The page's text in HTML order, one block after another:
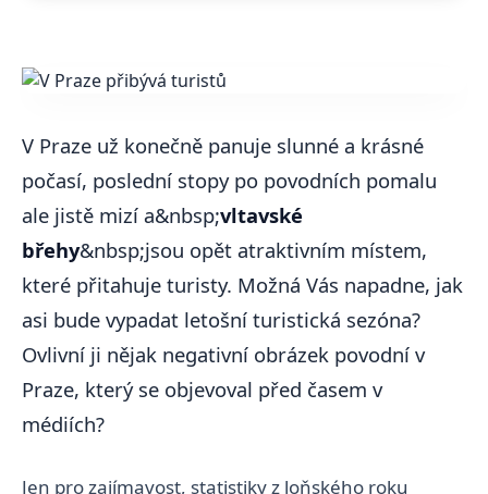
V Praze už konečně panuje slunné a krásné
počasí, poslední stopy po povodních pomalu
ale jistě mizí a&nbsp;vltavské
břehy&nbsp;jsou opět atraktivním místem,
které přitahuje turisty. Možná Vás napadne, jak
asi bude vypadat letošní turistická sezóna?
Ovlivní ji nějak negativní obrázek povodní v
Praze, který se objevoval před časem v
médiích?
Jen pro zajímavost, statistiky z loňského roku